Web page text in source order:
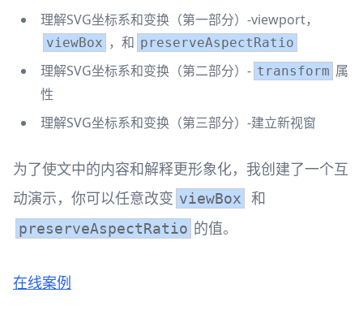
理解SVG坐标系和变换（第一部分）-viewport，
viewBox ，和 preserveAspectRatio
理解SVG坐标系和变换（第二部分）- transform 属
性
理解SVG坐标系和变换（第三部分）-建立新视窗
为了使文中的内容和解释更形象化，我创建了一个互
动演示，你可以任意改变 viewBox 和
preserveAspectRatio 的值。
在线案例